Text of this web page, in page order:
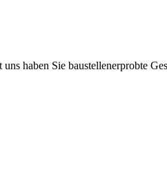
haben Sie baustellenerprobte